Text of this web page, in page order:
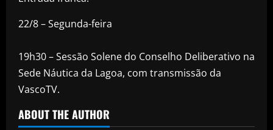
22/8 – Segunda-feira
19h30 – Sessão Solene do Conselho Deliberativo na
Sede Náutica da Lagoa, com transmissão da
VascoTV.
ABOUT THE AUTHOR